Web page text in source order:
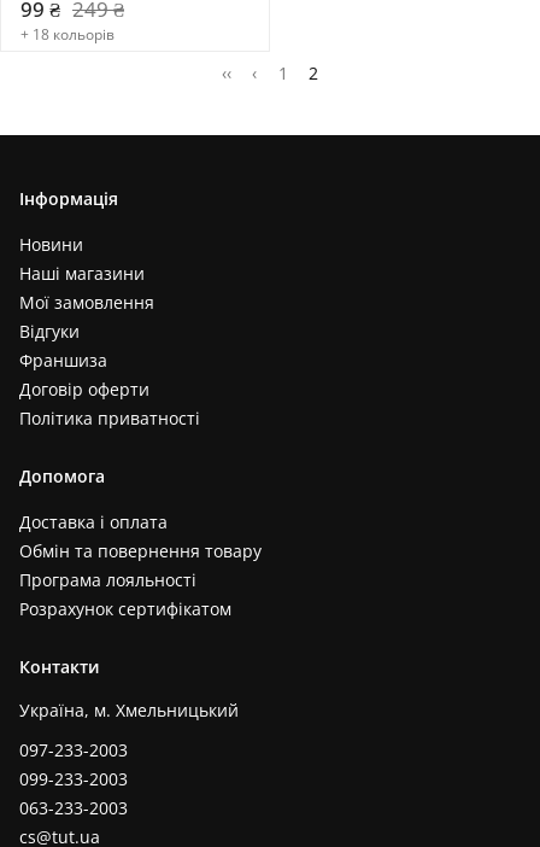
99 ₴ 249 ₴
+ 18 кольорів
‹‹ ‹ 1 2
Інформація
Новини
Наші магазини
Мої замовлення
Відгуки
Франшиза
Договір оферти
Політика приватності
Допомога
Доставка і оплата
Обмін та повернення товару
Програма лояльності
Розрахунок сертифікатом
Контакти
Україна, м. Хмельницький
097-233-2003
099-233-2003
063-233-2003
cs@tut.ua